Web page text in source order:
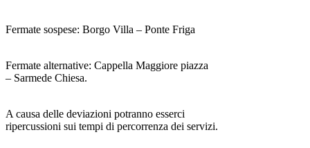
Fermate sospese: Borgo Villa – Ponte Friga
Fermate alternative: Cappella Maggiore piazza
– Sarmede Chiesa.
A causa delle deviazioni potranno esserci
ripercussioni sui tempi di percorrenza dei servizi.